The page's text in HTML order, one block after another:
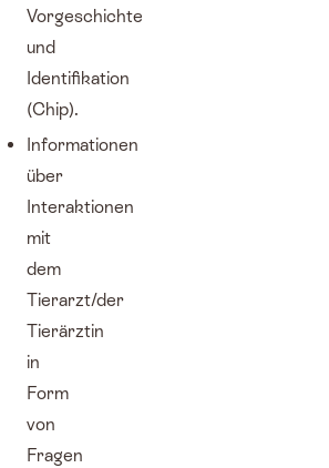
Vorgeschichte
und
Identifikation
(Chip).
Informationen
über
Interaktionen
mit
dem
Tierarzt/der
Tierärztin
in
Form
von
Fragen